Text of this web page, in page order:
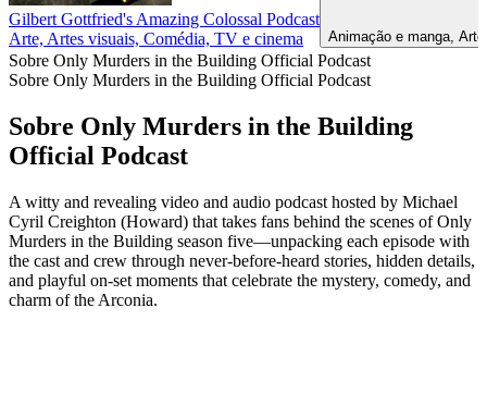
Gilbert Gottfried's Amazing Colossal Podcast
Arte, Artes visuais, Comédia, TV e cinema
Animação e manga,
Sobre Only Murders in the Building Official Podcast
Sobre Only Murders in the Building Official Podcast
Sobre Only Murders in the Building
Official Podcast
A witty and revealing video and audio podcast hosted by Michael
Cyril Creighton (Howard) that takes fans behind the scenes of Only
Murders in the Building season five—unpacking each episode with
the cast and crew through never-before-heard stories, hidden details,
and playful on-set moments that celebrate the mystery, comedy, and
charm of the Arconia.